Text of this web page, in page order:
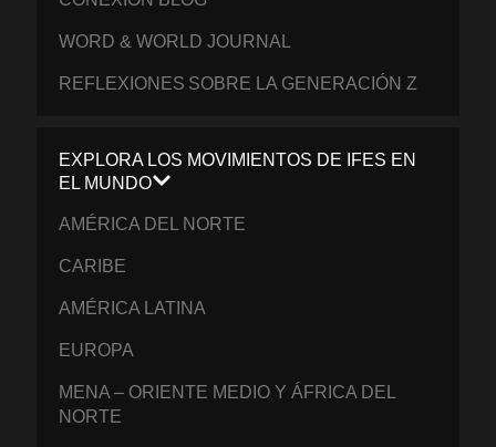
WORD & WORLD JOURNAL
REFLEXIONES SOBRE LA GENERACIÓN Z
EXPLORA LOS MOVIMIENTOS DE IFES EN
EL MUNDO
AMÉRICA DEL NORTE
CARIBE
AMÉRICA LATINA
EUROPA
MENA – ORIENTE MEDIO Y ÁFRICA DEL
NORTE